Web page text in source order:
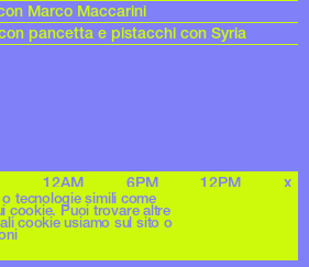
Marco Maccarini
pancetta e pistacchi con Syria
12AM 6PM 12PM x
tecnologie simili come
cookie. Puoi trovare altre
cookie usiamo sul sito o